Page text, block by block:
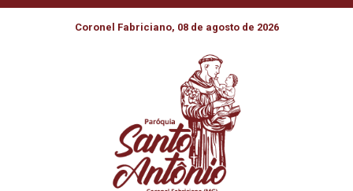
Coronel Fabriciano, 08 de agosto de 2026